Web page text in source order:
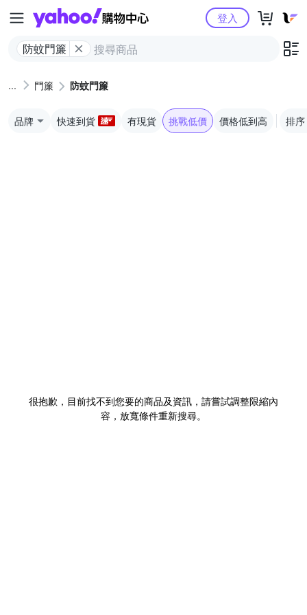
Yahoo購物中心
防蚊門簾
登入
門簾 防蚊門簾
品牌 快速到貨 有現貨 挑戰低價 價格低到高 排序
很抱歉，目前找不到您要的商品及資訊，請嘗試調整限縮內
容，放寬條件重新搜尋。